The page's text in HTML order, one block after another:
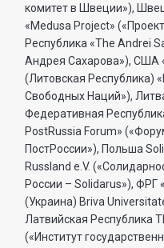
комитет в Швеции»),
«Medusa Project»
Республика «The Andrei
Андрея Сахарова»), США
(Литовская Республика)
Свободных Наций»),
Федеративная
PostRussia Forum»
ПостРоссии»), Польша
Russland e.V.
России – Solidarus»), ФРГ
(Украина) Briva
Латвийская Республика
(«Институт